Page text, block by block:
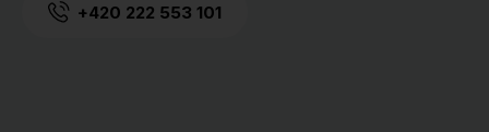
+420 222 553 101